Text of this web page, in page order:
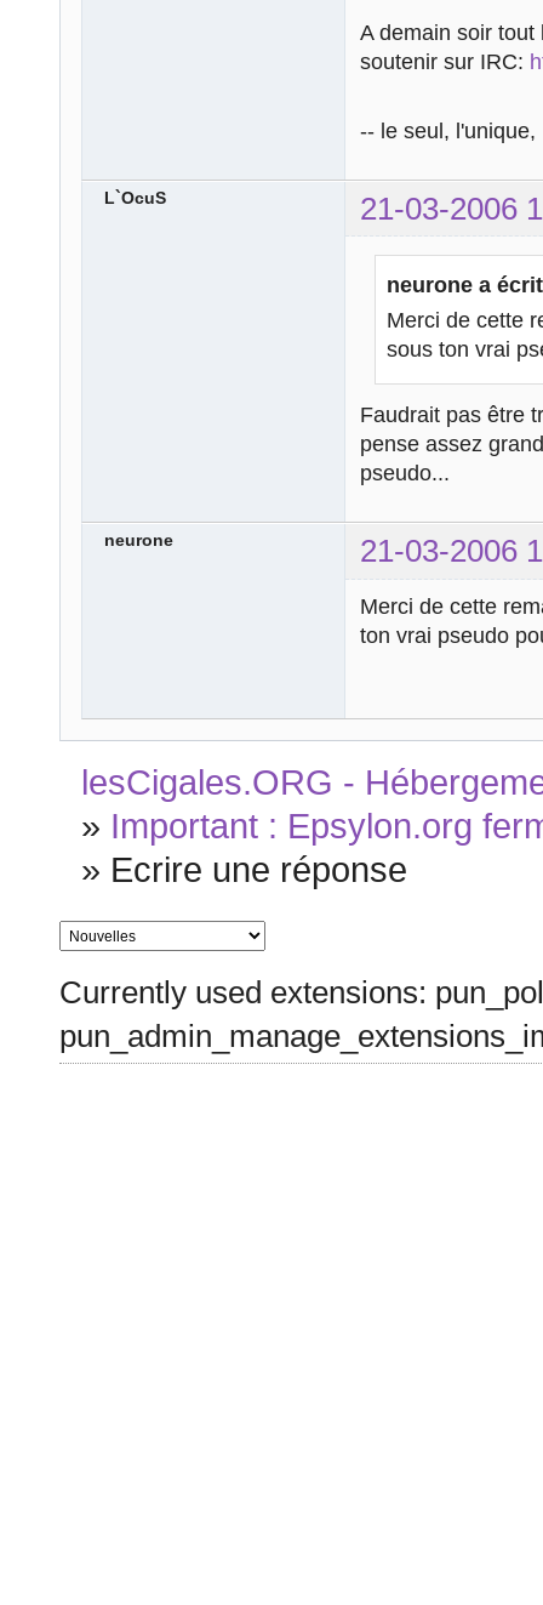
A demain soir
soutenir sur IRC:
-- le seul,
L`OcuS 21-03-2006
neurone a
Merci de cette
sous ton vrai
Faudrait pas être
pense assez
pseudo...
neurone 21-03-2006
Merci de cette
ton vrai pseudo
lesCigales.ORG -
» Important : Epsylon.org
» Ecrire une réponse
Currently used extensions: